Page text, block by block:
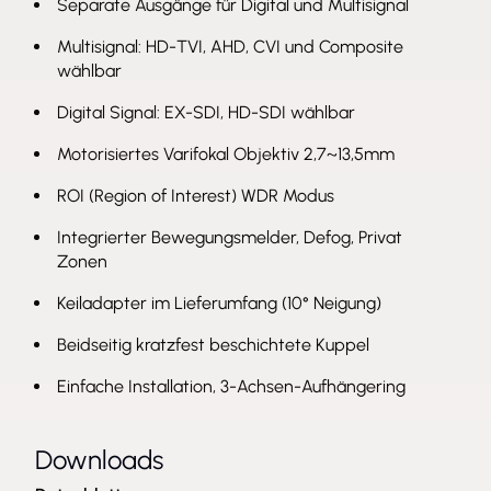
Problematische Lichtbedingungen kompensiert die
HD Analog Indoor Kamera mittels
Bildoptimierungsfunktionen wie WDR, BLC / HLC
Gegenlichtkompensation und Defog (automatische
Bildkorrektur bei Nebel, Niesel, Smog). Um
unterstützen, können sensible Bildbereiche per
Privatzonenmaskierung vor Einblick abgeschirmt
werden. Außerdem verfügt die eneo Indoor Kamera
zur Entlastung des Sicherheitspersonals über einen
DORI Distanzen
Die optische Leistungsfähigkeit der eneo Indoor
Wahrnehmen (25 px/m) auf 47 bis 128m,
Separate Ausgänge für Digital und Multisignal
Multisignal: HD-TVI, AHD, CVI und Composite
wählbar
Digital Signal: EX-SDI, HD-SDI wählbar
Motorisiertes Varifokal Objektiv 2,7~13,5mm
ROI (Region of Interest) WDR Modus
Integrierter Bewegungsmelder, Defog, Privat
Zonen
Keiladapter im Lieferumfang (10° Neigung)
Beidseitig kratzfest beschichtete Kuppel
Einfache Installation, 3-Achsen-Aufhängering
Downloads